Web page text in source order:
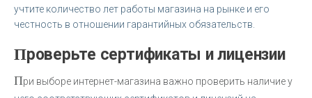
учтите количество лет работы магазина на рынке и его
честность в отношении гарантийных обязательств.
Проверьте сертификаты и лицензии
При выборе интернет-магазина важно проверить наличие у